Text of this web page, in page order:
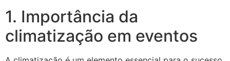
1. Importância da
climatização em eventos